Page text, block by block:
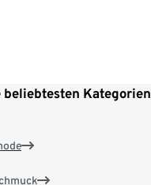
beliebtesten Kategorien